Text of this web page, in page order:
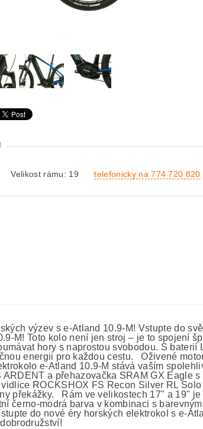
Velikost rámu: 19 telefonicky na 774 720 820
výzev s e-Atland 10.9-M! Vstupte do
M! Toto kolo není jen stroj – je to spojení
hory s naprostou svobodou. S
energii pro každou cestu. Oživené
e-Atland 10.9-M stává vaším
ARDENT a přehazovačka SRAM GX Eagle
ROCKSHOX FS Recon Silver RL
překážky. Rám ve velikostech 17" a 19"
černo-modrá barva v kombinaci s
do nové éry horských elektrokol s e-